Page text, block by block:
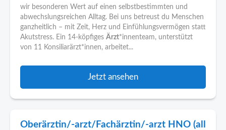
wir besonderen Wert auf einen selbstbestimmten und
abwechslungsreichen Alltag. Bei uns betreust du Menschen
ganzheitlich – mit Zeit, Herz und Einfühlungsvermögen statt
Akutstress. Ein 14-köpfiges Ärzt*innenteam, unterstützt
von 11 Konsiliarärzt*innen, arbeitet...
Jetzt ansehen
Oberärztin/-arzt/Fachärztin/-arzt HNO (all